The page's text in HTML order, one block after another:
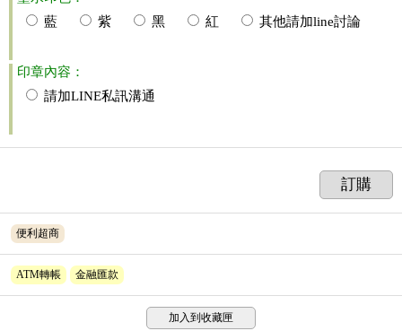
藍
紫 黑 紅 其他請加line討論
印章內容：
請加LINE私訊溝通
訂購
便利超商
ATM轉帳 金融匯款
加入到收藏匣